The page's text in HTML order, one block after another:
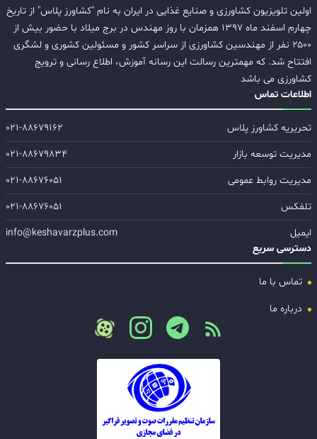
اولین تلویزیون کشاورزی و صنایع غذایی در ایران به نام "کشاورز پلاس" از تاریخ
چهارم اسفند ماه ۱۳۹۷ همزمان با روز مهندس در برج میلاد با حضور بیش از
۲۵۰۰ نفر از مهندسین کشاورزی از سراسر کشور و مسئولین کشوری و لشگری
افتتاح شد. که مهمترین رسالت این رسانه آموزش، اطلاع رسانی و ترویج
کشاورزی می باشد
اطلاعات تماس
تحریریه کشاورز پلاس
۰۲۱-۸۸۶۷۹۱۶۲
مدیریت توسعه بازار
۰۲۱-۸۸۶۷۹۸۳۴
مدیریت روابط عمومی
۰۲۱-۸۸۶۷۶۰۵۱
تلفکس
۰۲۱-۸۸۶۷۶۰۵۱
ایمیل
info@keshavarzplus.com
دسترسی سریع
تماس با ما
درباره ما